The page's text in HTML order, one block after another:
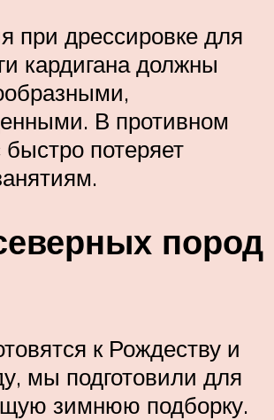
при дрессировке для
кардигана должны
В противном
потеряет
пород
к Рождеству и
мы подготовили для
зимнюю подборку.